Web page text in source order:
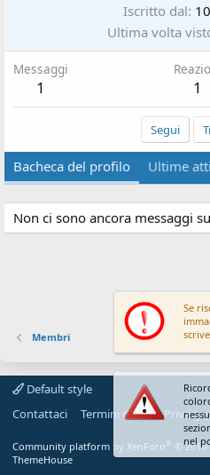
Iscritto dal
Ultima volta
Messaggi
1 1
Segui
Bacheca del profilo Ultime
Non ci sono ancora messaggi
Membri
Default style
Contattaci
Termini d'uso Privacy
Community platform by XenForo® ©
ThemeHouse
Se
nel